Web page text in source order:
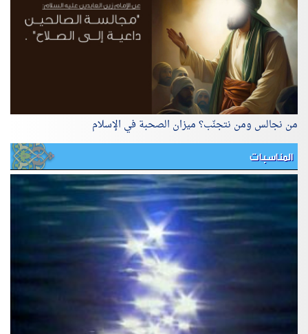
من نجالس ومن نتجنّب؟ ميزان الصحبة في الإسلام
المناسبات